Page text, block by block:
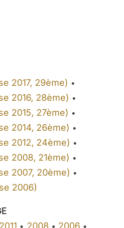
2017, 29ème) •
2016, 28ème) •
2015, 27ème) •
2014, 26ème) •
2012, 24ème) •
2008, 21ème) •
2007, 20ème) •
2006)
2011 2008 2006